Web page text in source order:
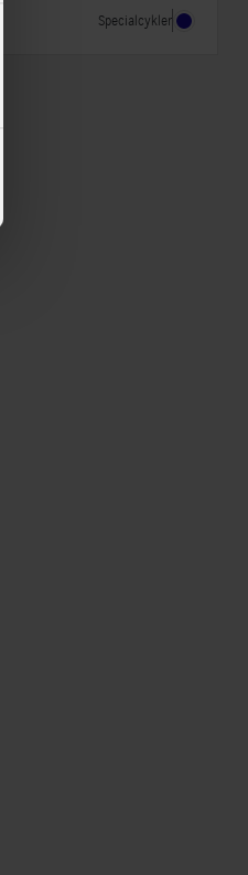
Specialcykler